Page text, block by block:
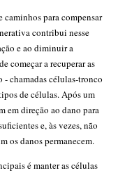
para compensar
contribui nesse
e ao diminuir a
começar a recuperar as
- chamadas células-tronco
de células. Após um
em direção ao dano para
e, às vezes, não
os danos permanecem.
é manter as células